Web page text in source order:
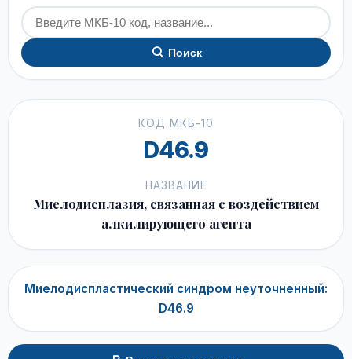
Поиск
КОД МКБ-10
D46.9
НАЗВАНИЕ
Миелодисплазия, связанная с воздействием
алкилирующего агента
Миелодиспластический синдром неуточненный:
D46.9